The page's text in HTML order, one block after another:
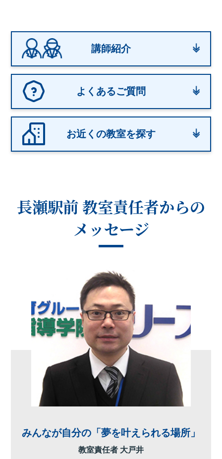
講師紹介
よくあるご質問
お近くの教室を探す
長瀬駅前 教室責任者からの
メッセージ
みんなが自分の「夢を叶えられる場所」
教室責任者 大戸井